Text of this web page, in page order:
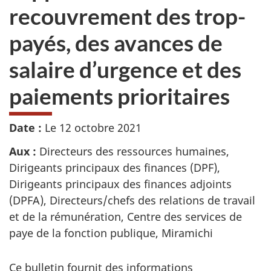
recouvrement des trop-
payés, des avances de
salaire d’urgence et des
paiements prioritaires
Date : Le 12 octobre 2021
Aux : Directeurs des ressources humaines,
Dirigeants principaux des finances (DPF),
Dirigeants principaux des finances adjoints
(DPFA), Directeurs/chefs des relations de travail
et de la rémunération, Centre des services de
paye de la fonction publique, Miramichi
Ce bulletin fournit des informations